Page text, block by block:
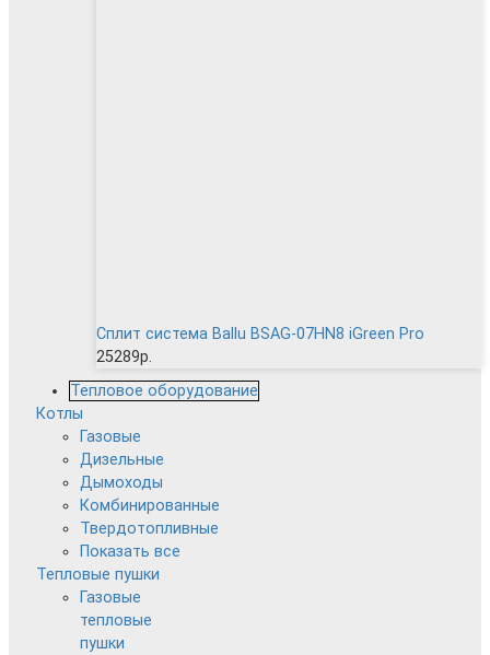
Сплит система Ballu BSAG-07HN8 iGreen Pro
25289р.
Тепловое оборудование
Котлы
Газовые
Дизельные
Дымоходы
Комбинированные
Твердотопливные
Показать все
Тепловые пушки
Газовые
тепловые
пушки